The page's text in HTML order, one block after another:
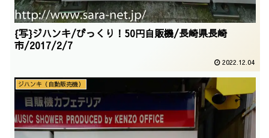
{写}ジハンキ/びっくり！50円自販機/長崎県長崎
市/2017/2/7
2022.12.04
ジハンキ（自動販売機）